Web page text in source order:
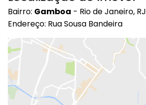
Bairro: Gamboa - Rio de Janeiro, RJ
Endereço: Rua Sousa Bandeira